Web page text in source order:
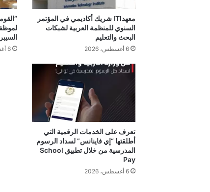
من
التجارة
"الحلال"
معهدITI شريك أكاديمي في المؤتمر
السنوي للمنظمة العربية لشبكات
البحث والتعليم
6 أغسطس، 2026 6 أغسطس، 2026
تعرف على الخدمات الرقمية التي
أطلقتها “إي فاينانس” لسداد الرسوم
المدرسية من خلال تطبيق School
Pay
6 أغسطس، 2026